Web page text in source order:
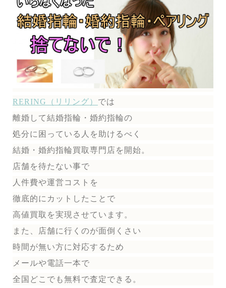
RERING（リリング） では
離婚して結婚指輪・婚約指輪の
処分に困っている人を助けるべく
結婚・婚約指輪買取専門店を開始。
店舗を待たない事で
人件費や運営コストを
徹底的にカットしたことで
高値買取を実現させています。
また、店舗に行くのが面倒くさい
時間が無い方に対応するため
メールや電話一本で
全国どこでも無料で査定できる。